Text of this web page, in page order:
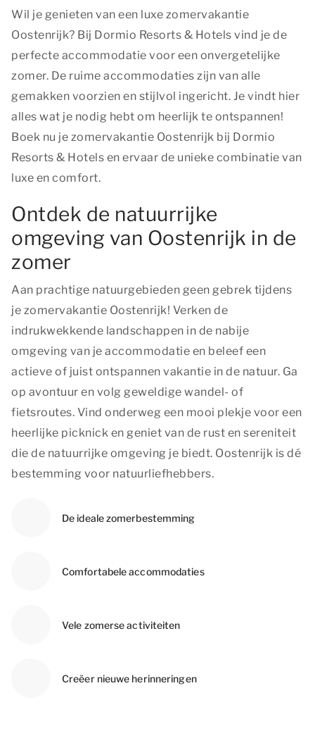
Wil je genieten van een luxe zomervakantie
Oostenrijk? Bij Dormio Resorts & Hotels vind je de
perfecte accommodatie voor een onvergetelijke
zomer. De ruime accommodaties zijn van alle
gemakken voorzien en stijlvol ingericht. Je vindt hier
alles wat je nodig hebt om heerlijk te ontspannen!
Boek nu je zomervakantie Oostenrijk bij Dormio
Resorts & Hotels en ervaar de unieke combinatie van
luxe en comfort.
Ontdek de natuurrijke
omgeving van Oostenrijk in de
zomer
Aan prachtige natuurgebieden geen gebrek tijdens
je zomervakantie Oostenrijk! Verken de
indrukwekkende landschappen in de nabije
omgeving van je accommodatie en beleef een
actieve of juist ontspannen vakantie in de natuur. Ga
op avontuur en volg geweldige wandel- of
fietsroutes. Vind onderweg een mooi plekje voor een
heerlijke picknick en geniet van de rust en sereniteit
die de natuurrijke omgeving je biedt. Oostenrijk is dé
bestemming voor natuurliefhebbers.
De ideale zomerbestemming
Comfortabele accommodaties
Vele zomerse activiteiten
Creëer nieuwe herinneringen